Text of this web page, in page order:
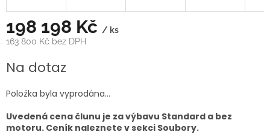
198 198 Kč / ks
163 800 Kč bez DPH
cena:
Na dotaz
Položka byla vyprodána…
Uvedená cena člunu je za výbavu Standard a bez
motoru. Ceník naleznete v sekci Soubory.